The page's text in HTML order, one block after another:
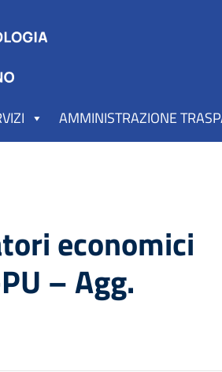
AMMINISTRAZIONE
economici
– Agg.